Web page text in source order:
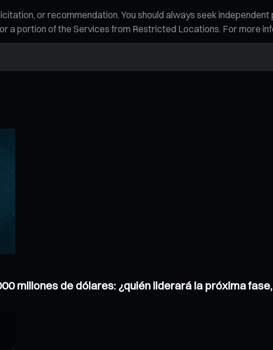
or recommendation. You should always seek
a portion of the Services from Restricted Locations. For more
millones de dólares: ¿quién liderará la próxima